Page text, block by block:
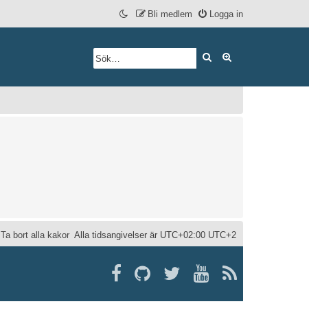
Logga in
Bli medlem
Sök
Alla tidsangivelser är UTC+02:00 UTC+2
Ta bort alla kakor